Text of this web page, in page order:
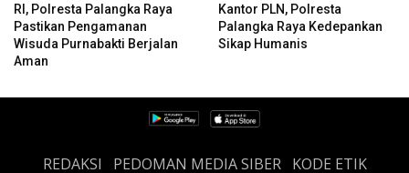
RI, Polresta Palangka Raya
Pastikan Pengamanan
Wisuda Purnabakti Berjalan
Aman
Kantor PLN, Polresta
Palangka Raya Kedepankan
Sikap Humanis
REDAKSI PEDOMAN MEDIA SIBER KODE ETIK